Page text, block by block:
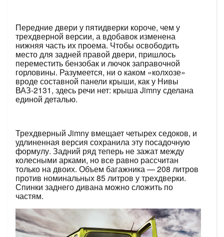
Передние двери у пятидверки короче, чем у
трехдверной версии, а вдобавок изменена
нижняя часть их проема. Чтобы освободить
место для задней правой двери, пришлось
переместить бензобак и лючок заправочной
горловины. Разумеется, ни о каком «колхозе»
вроде составной панели крыши, как у Нивы
ВАЗ-2131, здесь речи нет: крыша Jimny сделана
единой деталью.
Трехдверный Jimny вмещает четырех седоков, и
удлиненная версия сохранила эту посадочную
формулу. Задний ряд теперь не зажат между
колесными арками, но все равно рассчитан
только на двоих. Объем багажника — 208 литров
против номинальных 85 литров у трехдверки.
Спинки заднего дивана можно сложить по
частям.